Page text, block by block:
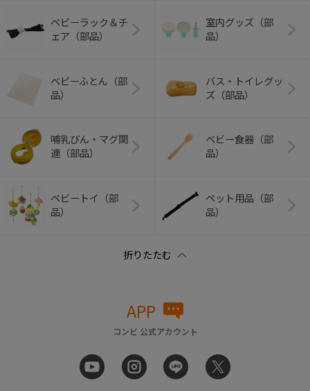
ベビーラック＆チ
ェア（部品）
室内グッズ（部
品）
ベビーふとん（部
品）
バス・トイレグッ
ズ（部品）
哺乳びん・マグ関
連（部品）
ベビー食器（部
品）
ベビートイ（部
品）
ペット用品（部
品）
APP
コンビ 公式アカウント